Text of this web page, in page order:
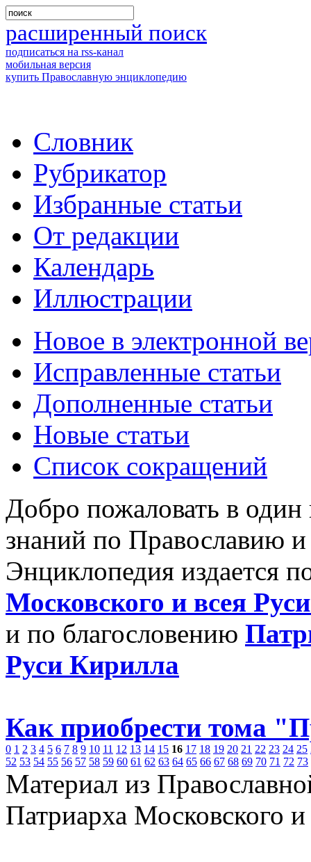
расширенный поиск
подписаться на rss-канал
мобильная версия
купить Православную энциклопедию
Словник
Рубрикатор
Избранные статьи
От редакции
Календарь
Иллюстрации
Новое в электронной
Исправленные статьи
Дополненные статьи
Новые статьи
Список сокращений
Добро пожаловать в
знаний по Православию
Энциклопедия издается
Московского и всея
и по благословению
Руси Кирилла
Как приобрести тома
0 1 2 3 4 5 6 7 8 9 10 11 12 13 14 15 16 17 18 19 20 21 22 23 24 25
52 53 54 55 56 57 58 59 60 61 62 63 64 65 66 67 68 69 70 71 72 73
Материал из
Патриарха Московского